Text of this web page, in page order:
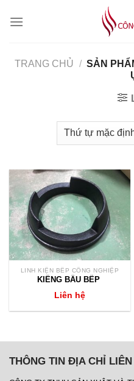
TRANG CHỦ / SẢN
LINH KIỆN BẾP CÔNG NGHIỆP
KIỀNG BẦU BẾP
Liên hệ
THÔNG TIN ĐỊA CHỈ